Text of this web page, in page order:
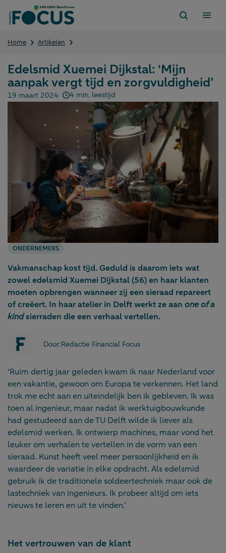
naar
Home Artikelen
‘Mijn
aanpak
vergt
tijd
en
zorgvuldigheid’
Edelsmid Xuemei Dijkstal: ‘Mijn
aanpak vergt tijd en zorgvuldigheid’
Gepubliceerd op:
19 maart 2024 4 min. leestijd
ONDERNEMERS
Vakmanschap kost tijd. Geduld is daarom iets wat
zowel edelsmid Xuemei Dijkstal (56) en haar klanten
moeten opbrengen wanneer zij een sieraad repareert
of creëert. In haar atelier in Delft werkt ze aan one of a
kindsierraden die een verhaal vertellen.
Door:Redactie Financial Focus
‘Ruim dertig jaar geleden kwam ik naar Nederland voor
een vakantie, gewoon om Europa te verkennen. Het land
trok me echt aan en uiteindelijk ben ik gebleven. Ik was
toen al ingenieur, maar nadat ik werktuigbouwkunde
had gestudeerd aan de TU Delft wilde ik liever als
edelsmid werken. Ik ontwierp machines, maar vond het
leuker om verhalen te vertellen in de vorm van een
sieraad. Kunst heeft veel meer persoonlijkheid en ik
waardeer de variatie in elke opdracht. Als edelsmid
gebruik ik de traditionele soldeertechniek maar ook de
lastechniek van ingenieurs. Ik probeer altijd om iets
nieuws te leren en uit te vinden.’
Het vertrouwen van de klant